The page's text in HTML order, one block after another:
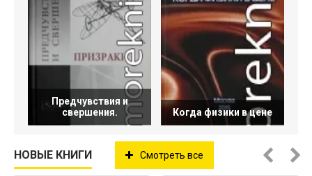
Предчувствия и
свершения.
Когда физики в цене
НОВЫЕ КНИГИ Смотреть все